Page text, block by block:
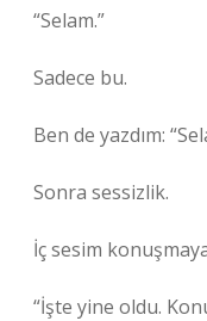
“Selam.”
Sadece bu.
Ben de yazdım:
Sonra sessizlik.
İç sesim
“İşte yine oldu.